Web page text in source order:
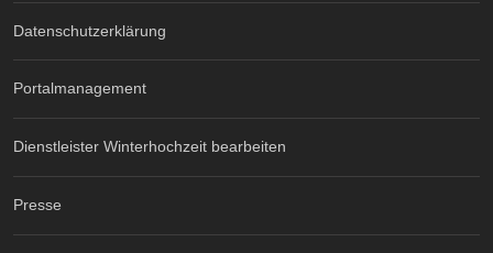
Datenschutzerklärung
Portalmanagement
Dienstleister Winterhochzeit bearbeiten
Presse